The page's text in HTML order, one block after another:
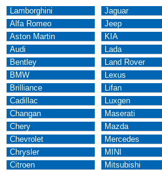
Lamborghini
Alfa Romeo
Aston Martin
Audi
Bentley
BMW
Brilliance
Cadillac
Changan
Chery
Chevrolet
Chrysler
Citroen
Jaguar
Jeep
KIA
Lada
Land Rover
Lexus
Lifan
Luxgen
Maserati
Mazda
Mercedes
MINI
Mitsubishi